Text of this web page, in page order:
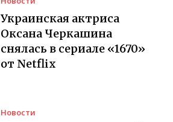
Украинская актриса
Оксана Черкашина
снялась в сериале «1670»
от Netflix
Новости